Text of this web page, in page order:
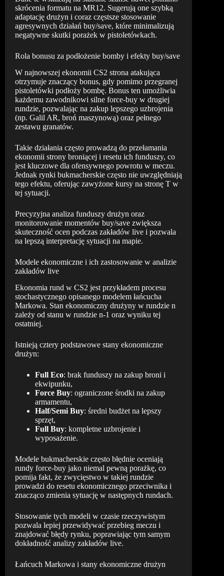
skrócenia formatu na MR12. Sugerują one szybką
adaptację drużyn i coraz częstsze stosowanie
agresywnych działań buy/save, które minimalizują
negatywne skutki porażek w pistoletówkach.
Rola bonusu za podłożenie bomby i efekty buy/save
W najnowszej ekonomii CS2 strona atakująca
otrzymuje znaczący bonus, gdy pomimo przegranej
pistoletówki podłoży bombę. Bonus ten umożliwia
każdemu zawodnikowi silne force-buy w drugiej
rundzie, pozwalając na zakup lepszego uzbrojenia
(np. Galil AR, broń maszynową) oraz pełnego
zestawu granatów.
Takie działania często prowadzą do przełamania
ekonomii strony broniącej i resetu ich funduszy, co
jest kluczowe dla ofensywnego powrotu w meczu.
Jednak rynki bukmacherskie często nie uwzględniają
tego efektu, oferując zawyżone kursy na stronę T w
tej sytuacji.
Precyzyjna analiza funduszy drużyn oraz
monitorowanie momentów buy/save zwiększa
skuteczność ocen podczas zakładów live i pozwala
na lepszą interpretację sytuacji na mapie.
Modele ekonomiczne i ich zastosowanie w analizie
zakładów live
Ekonomia rund w CS2 jest przykładem procesu
stochastycznego opisanego modelem łańcucha
Markowa. Stan ekonomiczny drużyny w rundzie n
zależy od stanu w rundzie n-1 oraz wyniku tej
ostatniej.
Istnieją cztery podstawowe stany ekonomiczne
drużyn:
Full Eco: brak funduszy na zakup broni i
ekwipunku,
Force Buy: ograniczone środki na zakup
armamentu,
Half/Semi Buy: średni budżet na lepszy
sprzęt,
Full Buy: kompletne uzbrojenie i
wyposażenie.
Modele bukmacherskie często błędnie oceniają
rundy force-buy jako niemal pewną porażkę, co
pomija fakt, że zwycięstwo w takiej rundzie
prowadzi do resetu ekonomicznego przeciwnika i
znacząco zmienia sytuację w następnych rundach.
Stosowanie tych modeli w czasie rzeczywistym
pozwala lepiej przewidywać przebieg meczu i
znajdować błędy rynku, poprawiając tym samym
dokładność analizy zakładów live.
Łańcuch Markowa i stany ekonomiczne drużyn